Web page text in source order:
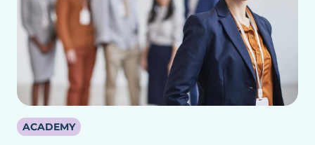
ACADEMY